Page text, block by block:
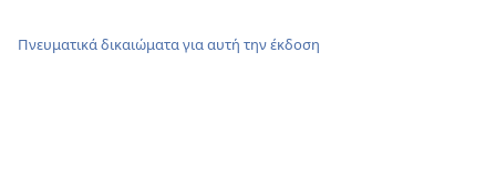
Πνευματικά δικαιώματα για αυτή την έκδοση